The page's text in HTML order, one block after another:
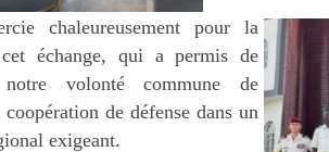
chaleureusement pour la
échange, qui a permis de
volonté commune de
de défense dans un
exigeant.